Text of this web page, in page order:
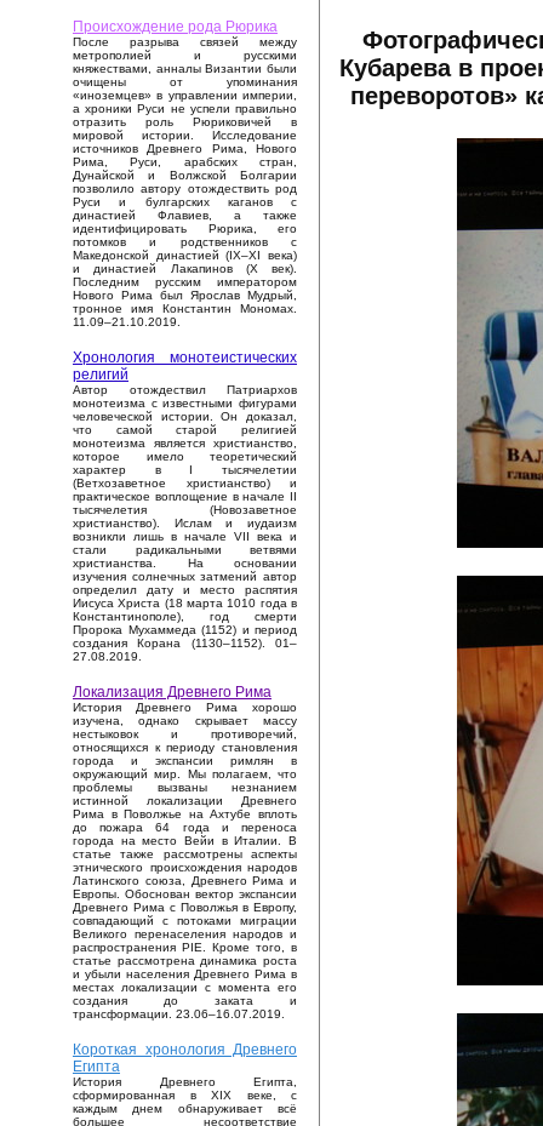
Происхождение рода Рюрика
После разрыва связей между
метрополией и русскими
княжествами, анналы Византии были
очищены от упоминания
«иноземцев» в управлении империи,
а хроники Руси не успели правильно
отразить роль Рюриковичей в
мировой истории. Исследование
источников Древнего Рима, Нового
Рима, Руси, арабских стран,
Дунайской и Волжской Болгарии
позволило автору отождествить род
Руси и булгарских каганов с
династией Флавиев, а также
идентифицировать Рюрика, его
потомков и родственников с
Македонской династией (IX–XI века)
и династией Лакапинов (X век).
Последним русским императором
Нового Рима был Ярослав Мудрый,
тронное имя Константин Мономах.
11.09–21.10.2019.
Хронология монотеистических
религий
Автор отождествил Патриархов
монотеизма с известными фигурами
человеческой истории. Он доказал,
что самой старой религией
монотеизма является христианство,
которое имело теоретический
характер в I тысячелетии
(Ветхозаветное христианство) и
практическое воплощение в начале II
тысячелетия (Новозаветное
христианство). Ислам и иудаизм
возникли лишь в начале VII века и
стали радикальными ветвями
христианства. На основании
изучения солнечных затмений автор
определил дату и место распятия
Иисуса Христа (18 марта 1010 года в
Константинополе), год смерти
Пророка Мухаммеда (1152) и период
создания Корана (1130–1152). 01–
27.08.2019.
Локализация Древнего Рима
История Древнего Рима хорошо
изучена, однако скрывает массу
нестыковок и противоречий,
относящихся к периоду становления
города и экспансии римлян в
окружающий мир. Мы полагаем, что
проблемы вызваны незнанием
истинной локализации Древнего
Рима в Поволжье на Ахтубе вплоть
до пожара 64 года и переноса
города на место Вейи в Италии. В
статье также рассмотрены аспекты
этнического происхождения народов
Латинского союза, Древнего Рима и
Европы. Обоснован вектор экспансии
Древнего Рима с Поволжья в Европу,
совпадающий с потоками миграции
Великого перенаселения народов и
распространения PIE. Кроме того, в
статье рассмотрена динамика роста
и убыли населения Древнего Рима в
местах локализации с момента его
создания до заката и
трансформации. 23.06–16.07.2019.
Короткая хронология Древнего
Египта
История Древнего Египта,
сформированная в XIX веке, с
каждым днем обнаруживает всё
большее несоответствие
Кубарева в
переворотов»